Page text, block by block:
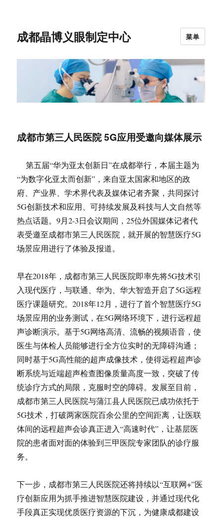
成都晶博义眼制定中心 菜单
成都市第三人民医院 5G应用受邀向媒体展示
第五届“华为亚太创新日”在成都举行，本届主题为
“为数字化亚太而创新”，来自亚太国家和地区的政
府、产业界、学术界代表及媒体记者齐聚，共同探讨
5G创新技术和应用、可持续发展及科技与人文自然等
热点话题。9月2-3日会议期间，25位外国媒体记者代
表受邀至成都市第三人民医院，就开展的智慧医疗5G
场景应用进行了体验及报道。
早在2018年，成都市第三人民医院即率先将5G技术引
入现代医疗，与联通、华为、华大智造开启了5G远程
医疗课题研究。2018年12月，进行了首个智慧医疗5G
场景应用的业务测试，在5G网络环境下，进行远程超
声诊断演示。基于5G网络高清、流畅的视频语音，使
医生与体检人员能够进行全方位实时的无障碍沟通；
同时基于5G高性能的超声成像技术，使得远程超声诊
断系统与近端超声检查图像质量高度一致，突破了传
统诊疗方式的局限，克服时空的障碍。发展至目前，
成都市第三人民医院与蒲江县人民医院已成功依托于
5G技术，打破两家医院百余公里的空间距离，让医联
体间的远程超声会诊真正进入“高速时代”，让基层医
院的患者面对面的体验到三甲医院专家团队的诊疗服
务。
下一步，成都市第三人民医院还将持续以“互联网+”医
疗创新应用为抓手推进智慧医院建设，并通过现代化
手段真正实现优质医疗资源的下沉，为健康成都建设